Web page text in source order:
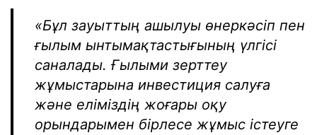
«Бұл зауыттың ашылуы өнеркәсіп пен
ғылым ынтымақтастығының үлгісі
саналады. Ғылыми зерттеу
жұмыстарына инвестиция салуға
және еліміздің жоғары оқу
орындарымен бірлесе жұмыс істеуге